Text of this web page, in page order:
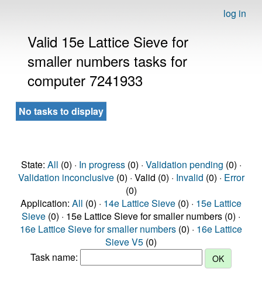
log in
Valid 15e Lattice Sieve for
smaller numbers tasks for
computer 7241933
No tasks to display
State: All (0) · In progress(0) · Validation pending (0) ·
Validation inconclusive(0) · Valid (0) · Invalid (0) · Error
(0)
Application: All (0) · 14e Lattice Sieve (0) · 15e Lattice
Sieve (0) · 15e Lattice Sieve for smaller numbers (0) ·
16e Lattice Sieve for smaller numbers (0) · 16e Lattice
Sieve V5 (0)
Task name: